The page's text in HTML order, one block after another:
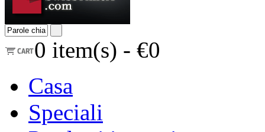
0 item(s) - €0
Casa
Speciali